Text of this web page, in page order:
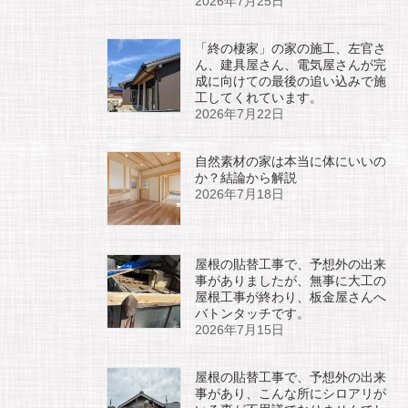
「終の棲家」の家の施工、左官さ
ん、建具屋さん、電気屋さんが完
成に向けての最後の追い込みで施
工してくれています。
2026年7月22日
自然素材の家は本当に体にいいの
か？結論から解説
2026年7月18日
屋根の貼替工事で、予想外の出来
事がありましたが、無事に大工の
屋根工事が終わり、板金屋さんへ
バトンタッチです。
2026年7月15日
屋根の貼替工事で、予想外の出来
事があり、こんな所にシロアリが